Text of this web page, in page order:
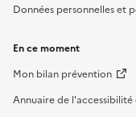
Données personnelles et
En ce moment
Mon bilan prévention
Annuaire de l'accessibilité